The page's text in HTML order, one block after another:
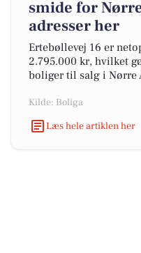
smide for
adresser her
Ertebøllevej 16 er
2.795.000 kr, hvilket
boliger til salg i Nørre
Kilde: Boliga
Læs hele artiklen her